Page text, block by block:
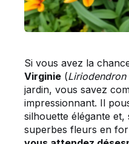
Si vous avez la
Virginie (
jardin, vous savez
impressionnant. Il
silhouette élégante
superbes fleurs en